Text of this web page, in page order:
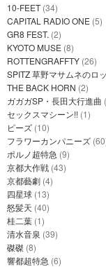
10-FEET (34)
CAPITAL RADIO ONE (5)
GR8 FEST. (2)
KYOTO MUSE (8)
ROTTENGRAFFTY (26)
SPITZ 草野マサムネのロ
THE BACK HORN (2)
ガガガSP・長田大行進曲
セックスマシーン!! (1)
ピーズ (10)
フラワーカンパニーズ
ポルノ超特急 (9)
京都大作戦 (43)
京都藝劇 (4)
四星球 (13)
怒髪天 (40)
桂二葉 (1)
清水音泉 (39)
磔磔 (8)
響都超特急 (6)